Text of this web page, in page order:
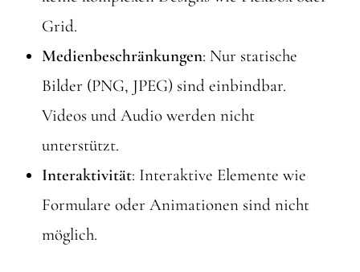
Grid.
Medienbeschränkungen: Nur statische
Bilder (PNG, JPEG) sind einbindbar.
Videos und Audio werden nicht
unterstützt.
Interaktivität: Interaktive Elemente wie
Formulare oder Animationen sind nicht
möglich.